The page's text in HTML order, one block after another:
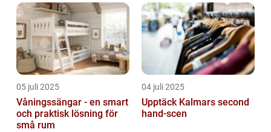
05 juli 2025
Våningssängar - en smart
och praktisk lösning för
små rum
04 juli 2025
Upptäck Kalmars second
hand-scen